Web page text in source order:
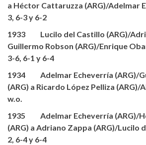
a Héctor Cattaruzza (ARG)/Adelmar
3, 6-3 y 6-2
1933 Lucilo del Castillo (ARG)/
Guillermo Robson (ARG)/Enrique
3-6, 6-1 y 6-4
1934 Adelmar Echeverría (ARG)/
(ARG) a Ricardo López Pelliza (ARG)/
w.o.
1935 Adelmar Echeverría (ARG)/
(ARG) a Adriano Zappa (ARG)/Lucilo
2, 6-4 y 6-4